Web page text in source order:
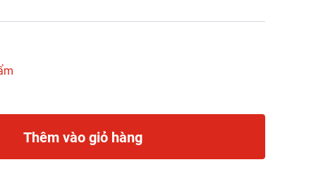
Thêm vào giỏ hàng